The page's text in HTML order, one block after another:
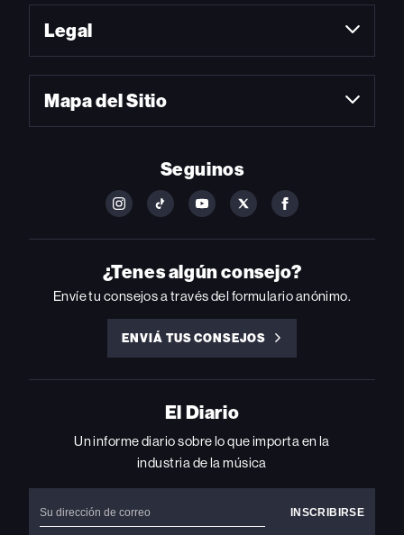
Legal
Mapa del Sitio
Seguinos
FOLLOW
ON
INSTAGRAM
FOLLOW
ON
YOUTUBE
FOLLOW
ON
YOUTUBE
FOLLOW
ON
FOLLOW
ON
FACEBOOK
¿Tenes algún consejo?
Envíe tu consejos a través del formulario anónimo.
ENVIÁ TUS CONSEJOS
ENVIÁ
CONSEJOS
El Diario
Un informe diario sobre lo que importa en la
industria de la música